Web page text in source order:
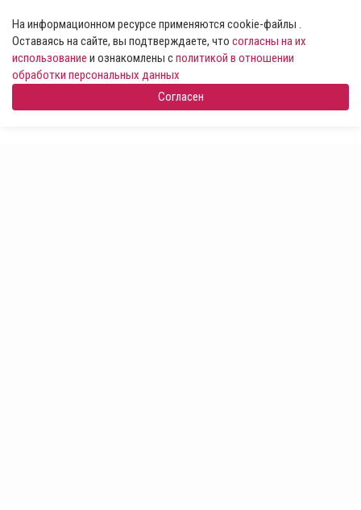
На информационном ресурсе применяются cookie-файлы .
Оставаясь на сайте, вы подтверждаете, что согласны на их
использование и ознакомлены сполитикой в отношении
обработки персональных данных
Согласен